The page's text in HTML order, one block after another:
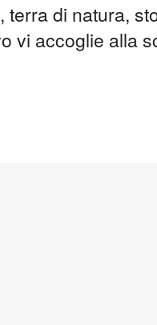
di natura,
vi accoglie alla